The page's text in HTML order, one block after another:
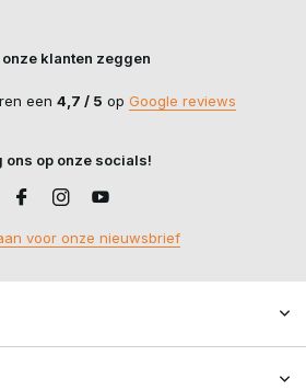
onze klanten zeggen
een 4,7 / 5 op Google reviews
ons op onze socials!
voor onze nieuwsbrief